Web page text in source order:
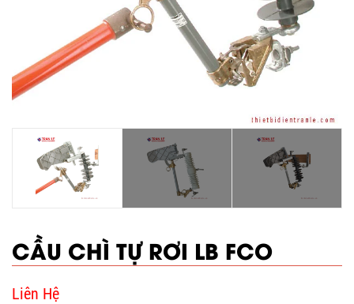
CẦU CHÌ TỰ RƠI LB FCO
Liên Hệ